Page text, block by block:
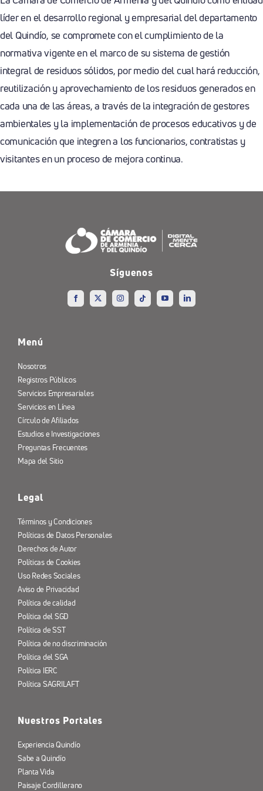
líder en el desarrollo regional y empresarial del departamento
del Quindío, se compromete con el cumplimiento de la
normativa vigente en el marco de su sistema de gestión
integral de residuos sólidos, por medio del cual hará reducción,
reutilización y aprovechamiento de los residuos generados en
cada una de las áreas, a través de la integración de gestores
ambientales y la implementación de procesos educativos y de
comunicación que integren a los funcionarios, contratistas y
visitantes en un proceso de mejora continua.
Síguenos
Menú
Nosotros
Registros Públicos
Servicios Empresariales
Servicios en Línea
Círculo de Afiliados
Estudios e Investigaciones
Preguntas Frecuentes
Mapa del Sitio
Legal
Términos y Condiciones
Políticas de Datos Personales
Derechos de Autor
Políticas de Cookies
Uso Redes Sociales
Aviso de Privacidad
Política de calidad
Política del SGD
Política de SST
Política de no discriminación
Política del SGA
Política IERC
Política SAGRILAFT
Nuestros Portales
Experiencia Quindío
Sabe a Quindío
Planta Vida
Paisaje Cordillerano